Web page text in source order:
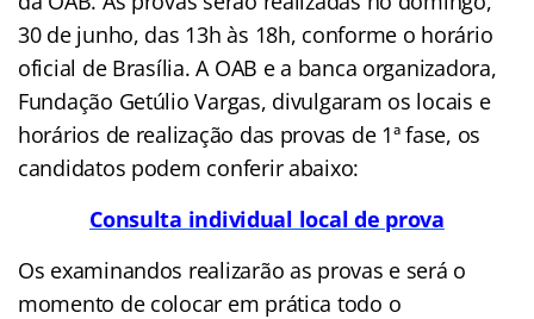
30 de junho, das 13h às 18h, conforme o horário
oficial de Brasília. A OAB e a banca organizadora,
Fundação Getúlio Vargas, divulgaram os locais e
horários de realização das provas de 1ª fase, os
candidatos podem conferir abaixo:
Consulta individual local de prova
Os examinandos realizarão as provas e será o
momento de colocar em prática todo o